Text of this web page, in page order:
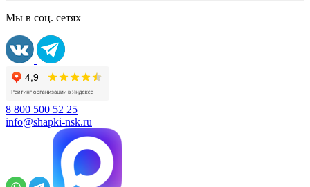
Мы в соц. сетях
8 800 500 52 25
info@shapki-nsk.ru